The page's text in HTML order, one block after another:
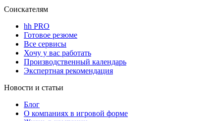
Соискателям
hh PRO
Готовое резюме
Все сервисы
Хочу у вас работать
Производственный календарь
Экспертная рекомендация
Новости и статьи
Блог
О компаниях в игровой форме